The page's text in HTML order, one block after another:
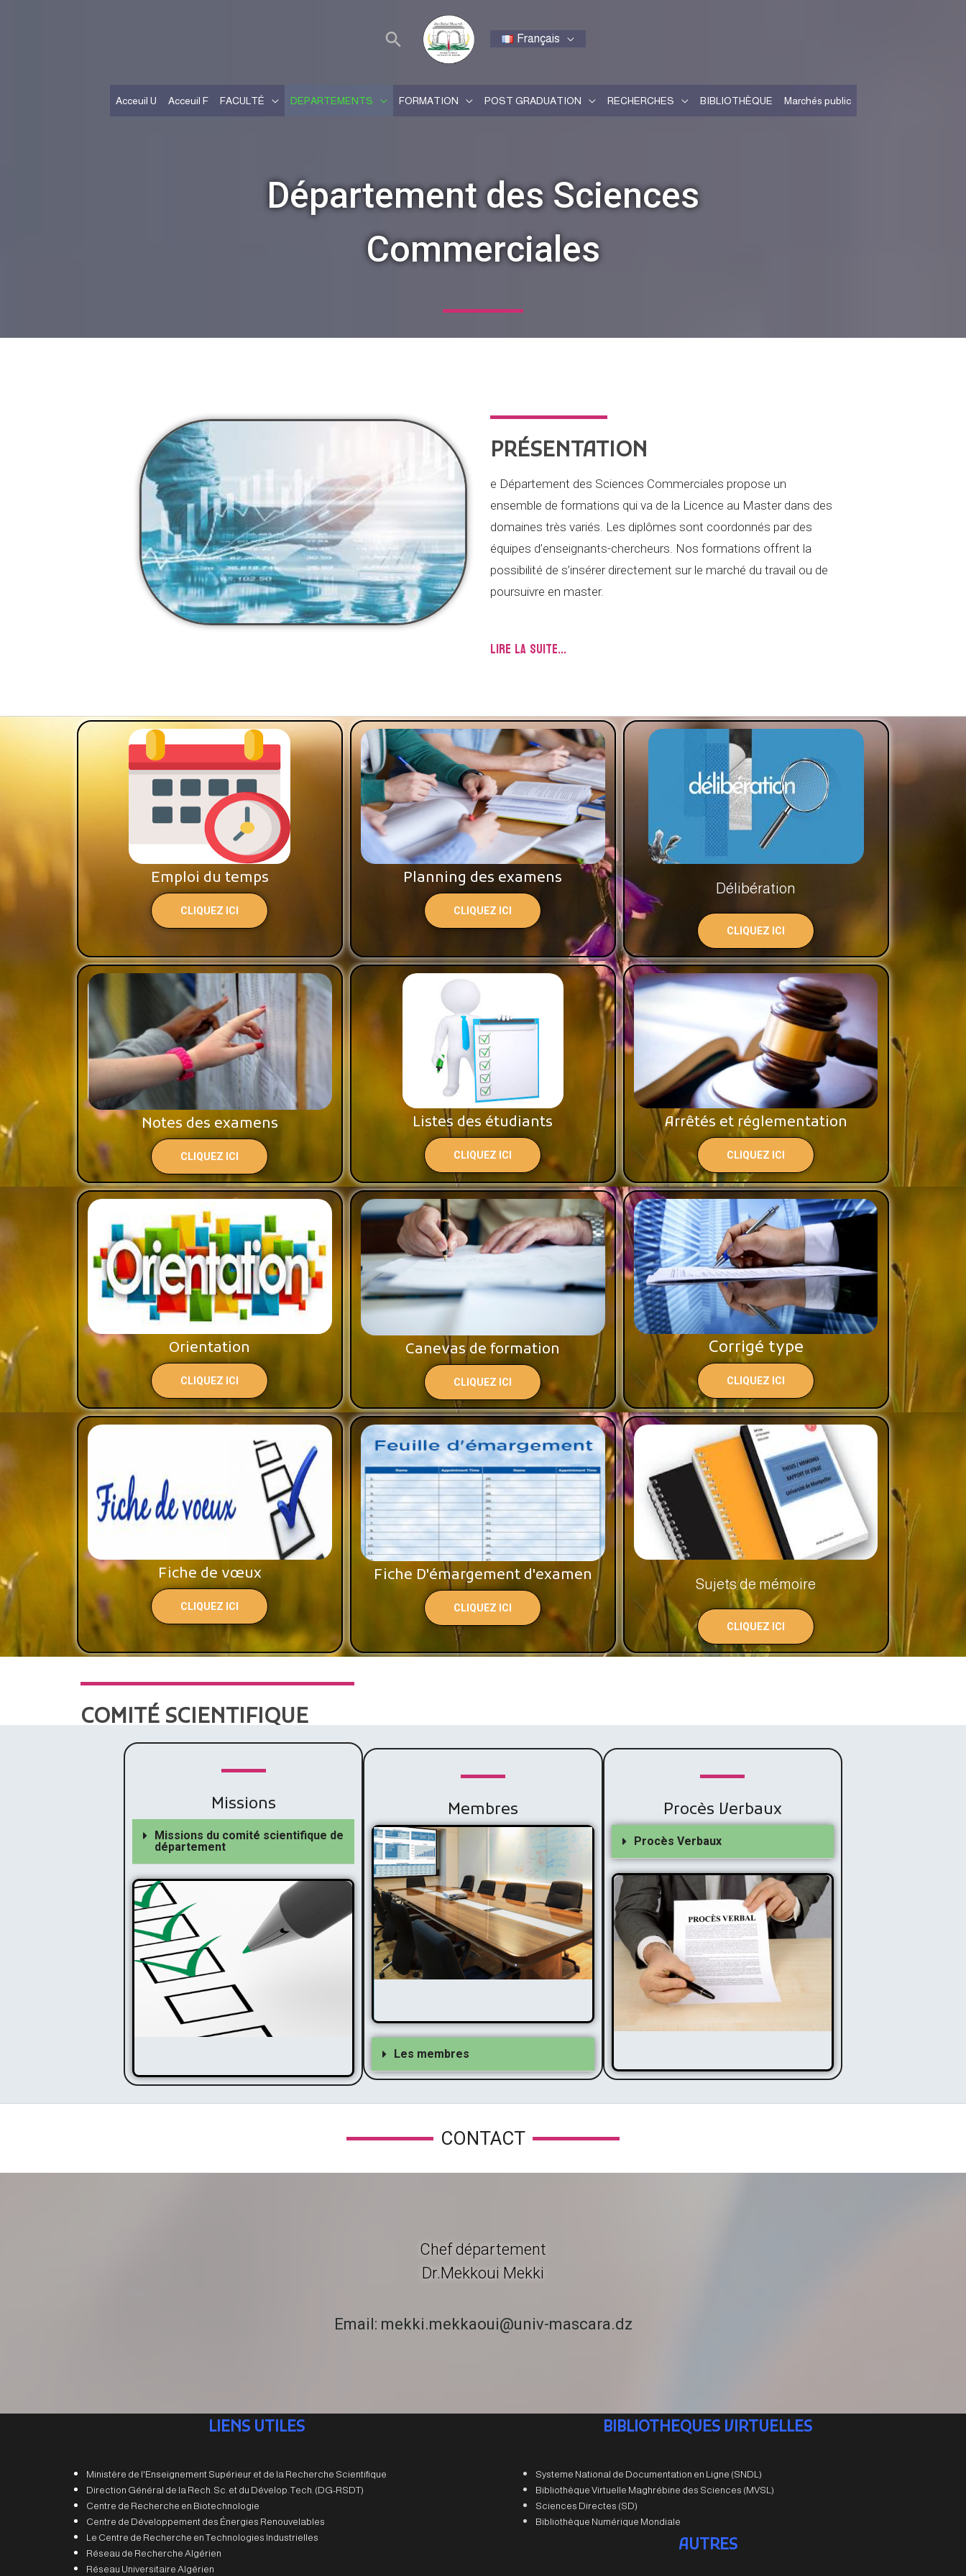
Français
Acceuil U Acceuil F FACULTÉ DEPARTEMENTS FORMATION POST GRADUATION RECHERCHES BIBLIOTHÈQUE Marchés public
Département des Sciences
Commerciales
PRÉSENTATION
e Département des Sciences Commerciales propose un
ensemble de formations qui va de la Licence au Master dans des
domaines très variés. Les diplômes sont coordonnés par des
équipes d’enseignants-chercheurs. Nos formations offrent la
possibilité de s’insérer directement sur le marché du travail ou de
poursuivre en master.
LIRE LA SUITE...
Emploi du temps
CLIQUEZ ICI
Planning des examens
CLIQUEZ ICI
Délibération
CLIQUEZ ICI
Notes des examens
CLIQUEZ ICI
Listes des étudiants
CLIQUEZ ICI
Arrêtés et réglementation
CLIQUEZ ICI
Orientation
CLIQUEZ ICI
Canevas de formation
CLIQUEZ ICI
Corrigé type
CLIQUEZ ICI
Fiche de vœux
CLIQUEZ ICI
Fiche D'émargement d'examen
CLIQUEZ ICI
Sujets de mémoire
CLIQUEZ ICI
COMITÉ SCIENTIFIQUE
Missions
Missions du comité scientifique de
département
Missions
Membres
Les membres
Les membres
Procès Verbaux
Procès Verbaux
Procès
Verbaux
CONTACT
Chef département
Dr.Mekkoui Mekki
Email: mekki.mekkaoui@univ-mascara.dz
LIENS UTILES
Ministère de l'Enseignement Supérieur et de la Recherche Scientifique
Direction Général de la Rech. Sc. et du Dévelop. Tech. (DG-RSDT)
Centre de Recherche en Biotechnologie
Centre de Développement des Énergies Renouvelables
Le Centre de Recherche en Technologies Industrielles
Réseau de Recherche Algérien
Réseau Universitaire Algérien
BIBLIOTHEQUES VIRTUELLES
Systeme National de Documentation en Ligne (SNDL)
Bibliothèque Virtuelle Maghrébine des Sciences (MVSL)
Sciences Directes (SD)
Bibliothèque Numérique Mondiale
AUTRES